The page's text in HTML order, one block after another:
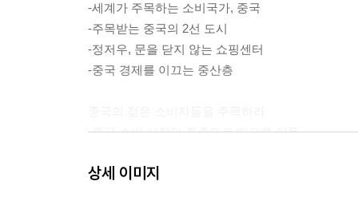
-세계가 주목하는 소비국가, 중국
-주목받는 중국의 2선 도시
-정저우, 문을 닫지 않는 쇼핑센터
-중국 경제를 이끄는 중산층
-중국 소비 시장의 주축으로 떠오른 이들
상세 이미지